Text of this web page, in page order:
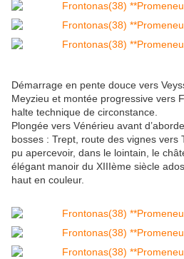
Démarrage en pente douce vers
Meyzieu et montée progressive vers
halte technique de circonstance.
Plongée vers Vénérieu avant
bosses : Trept, route des vignes vers
pu apercevoir, dans le lointain, le
élégant manoir du XIIIème siècle
haut en couleur.